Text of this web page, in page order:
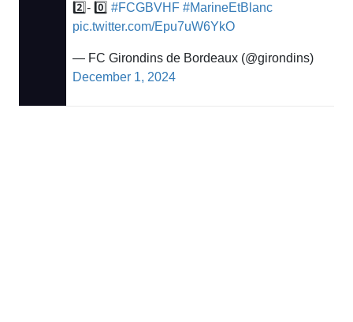
2️⃣- 0️⃣ #FCGBVHF #MarineEtBlanc
pic.twitter.com/Epu7uW6YkO
— FC Girondins de Bordeaux (@girondins)
December 1, 2024